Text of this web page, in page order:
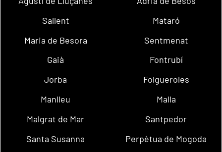
Sallent
Mataró
Maria de Besora
Sentmenat
Gaià
Fontrubí
Jorba
Folgueroles
Manlleu
Malla
Malgrat de Mar
Santpedor
Santa Susanna
Perpètua de Mogoda